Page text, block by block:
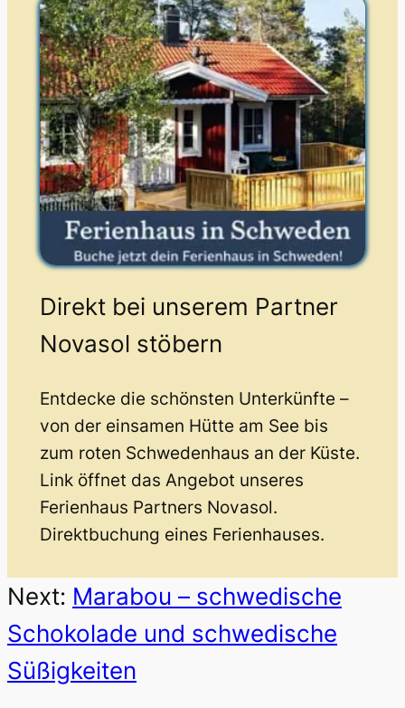
Direkt bei unserem Partner
Novasol stöbern
Entdecke die schönsten Unterkünfte –
von der einsamen Hütte am See bis
zum roten Schwedenhaus an der Küste.
Link öffnet das Angebot unseres
Ferienhaus Partners Novasol.
Direktbuchung eines Ferienhauses.
Next: Marabou – schwedische
Schokolade und schwedische
Süßigkeiten